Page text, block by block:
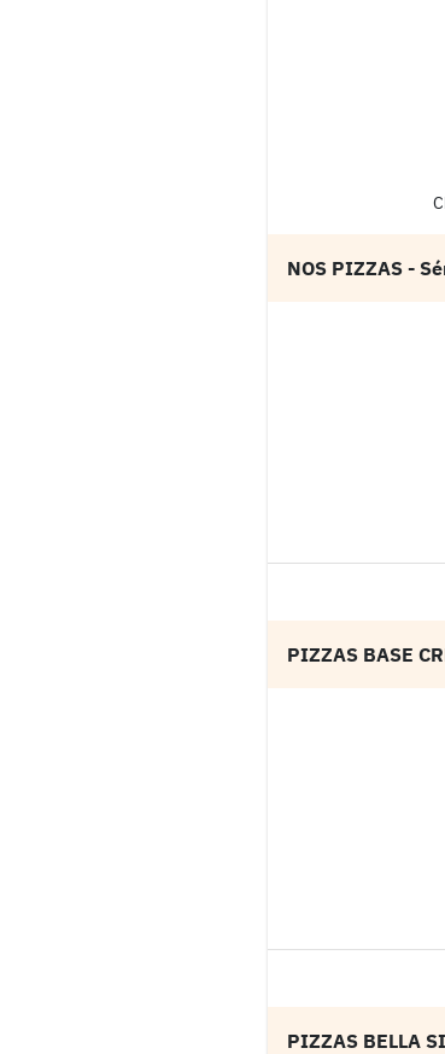
NOS PIZZAS -
PIZZAS BASE
PIZZAS BELLA